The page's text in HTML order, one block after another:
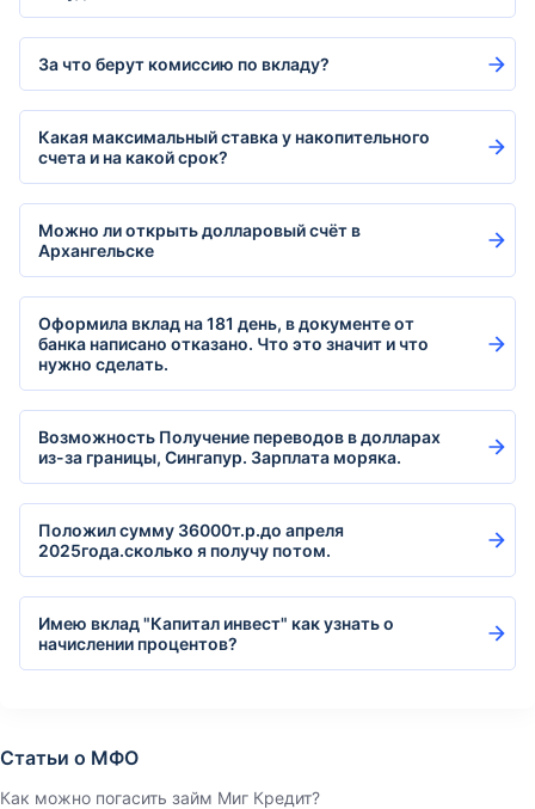
За что берут комиссию по вкладу?
Какая максимальный ставка у накопительного
счета и на какой срок?
Можно ли открыть долларовый счёт в
Архангельске
Оформила вклад на 181 день, в документе от
банка написано отказано. Что это значит и что
нужно сделать.
Возможность Получение переводов в долларах
из-за границы, Сингапур. Зарплата моряка.
Положил сумму 36000т.р.до апреля
2025года.сколько я получу потом.
Имею вклад "Капитал инвест" как узнать о
начислении процентов?
Статьи о МФО
Как можно погасить займ Миг Кредит?